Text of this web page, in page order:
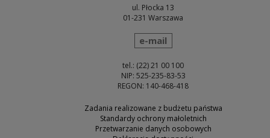
ul. Płocka 13
01-231 Warszawa
wyślij wiadomość
e-mail
tel.: (22) 21 00 100
NIP: 525-235-83-53
REGON: 140-468-418
Zadania realizowane z budżetu państwa
Standardy ochrony małoletnich
Przetwarzanie danych osobowych